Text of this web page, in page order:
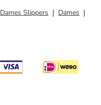
Dames Slippers
Dames